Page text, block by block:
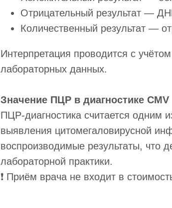
Отрицательный результат —
Количественный результат —
Интерпретация проводится с
лабораторных данных.
Значение ПЦР в диагностике CMV
ПЦР-диагностика считается одним
выявления цитомегаловирусной
воспроизводимые результаты, что
лабораторной практики.
❗ Приём врача не входит в